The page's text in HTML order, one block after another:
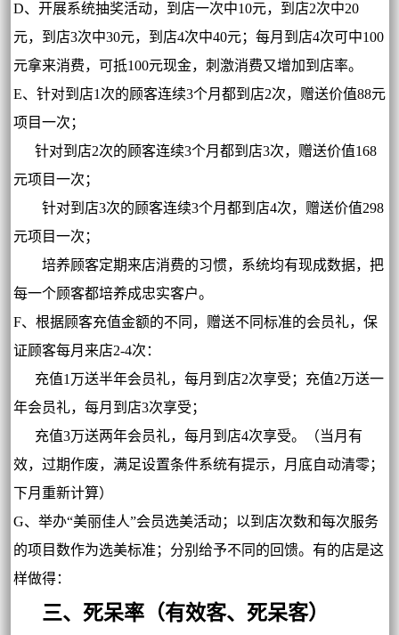
D、开展系统抽奖活动，到店一次中10元，到店2次中20
元，到店3次中30元，到店4次中40元；每月到店4次可中100
元拿来消费，可抵100元现金，刺激消费又增加到店率。
E、针对到店1次的顾客连续3个月都到店2次，赠送价值88元
项目一次；
针对到店2次的顾客连续3个月都到店3次，赠送价值168
元项目一次；
针对到店3次的顾客连续3个月都到店4次，赠送价值298
元项目一次；
培养顾客定期来店消费的习惯，系统均有现成数据，把
每一个顾客都培养成忠实客户。
F、根据顾客充值金额的不同，赠送不同标准的会员礼，保
证顾客每月来店2-4次：
充值1万送半年会员礼，每月到店2次享受；充值2万送一
年会员礼，每月到店3次享受；
充值3万送两年会员礼，每月到店4次享受。（当月有
效，过期作废，满足设置条件系统有提示，月底自动清零；
下月重新计算）
G、举办“美丽佳人”会员选美活动；以到店次数和每次服务
的项目数作为选美标准；分别给予不同的回馈。有的店是这
样做得：
三、死呆率（有效客、死呆客）